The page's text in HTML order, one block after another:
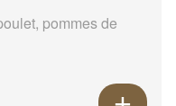
pommes de